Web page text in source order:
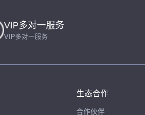
VIP多对一服务
VIP多对一服务
生态合作
合作伙伴